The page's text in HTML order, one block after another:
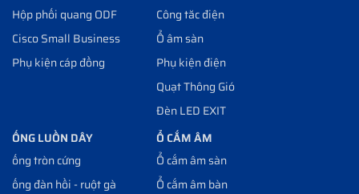
Hộp phối quang ODF
Cisco Small Business
Phụ kiện cáp đồng
Công tăc điện
Ổ âm sàn
Phụ kiện điện
Quạt Thông Gió
Đèn LED EXIT
ỐNG LUỒN DÂY
ống tròn cứng
ống đàn hồi - ruột gà
Ổ CẮM ÂM
Ổ cắm âm sàn
Ổ cắm âm bàn